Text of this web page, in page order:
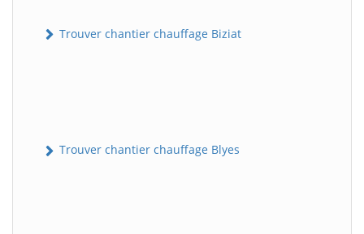
Trouver chantier chauffage Biziat
Trouver chantier chauffage Blyes